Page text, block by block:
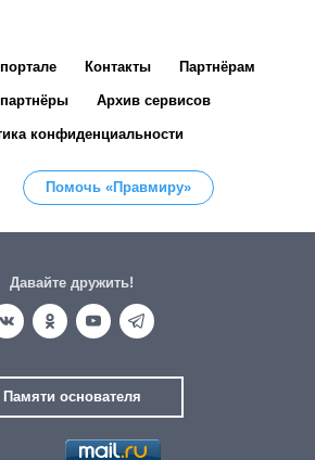
Контакты Партнёрам
Архив сервисов
конфиденциальности
Помочь «Правмиру»
Давайте дружить!
Памяти основателя